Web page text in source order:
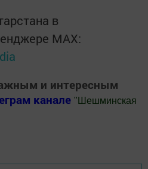
в
MАХ:
и интересным
канале " Шешминская